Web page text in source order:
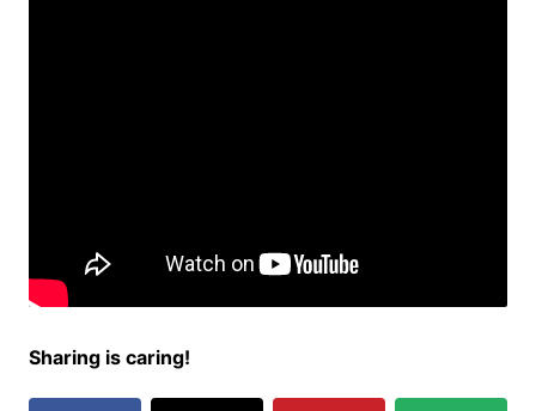
Sharing is caring!